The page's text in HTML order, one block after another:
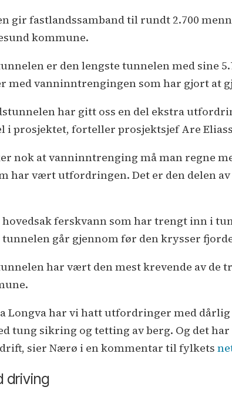
gir fastlandssamband til rundt 2.700
kommune.
er den lengste tunnelen med sine
med vanninntrengingen som har gjort at
har gitt oss en del ekstra
prosjektet, forteller prosjektsjef Are
nok at vanninntrenging må man regne
har vært utfordringen. Det er den delen
hovedsak ferskvann som har trengt inn i
tunnelen går gjennom før den krysser
har vært den mest krevende av de
Longva har vi hatt utfordringer med
tung sikring og tetting av berg. Og det
sier Nærø i en kommentar til fylkets
driving